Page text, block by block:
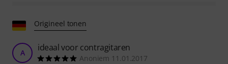
Origineel tonen
A ideaal voor contragitaren
Anoniem 11.01.2017